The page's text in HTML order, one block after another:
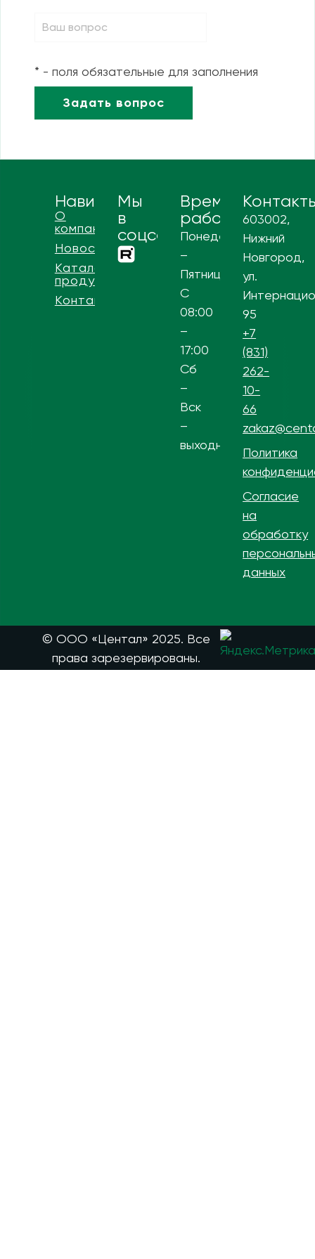
* - поля обязательные для заполнения
Навигация
О
компании
Новости
Каталог
продукции
Контакты
Мы
в
соцсетях
Время
работы
Понедельник
–
Пятница
С
08:00
–
17:00
Сб
–
Вск
–
выходной
603002,
Нижний
Новгород,
ул.
95
+7
(831)
262-
10-
66
Политика
Согласие
на
обработку
данных
© ООО «Центал» 2025. Все
права зарезервированы.